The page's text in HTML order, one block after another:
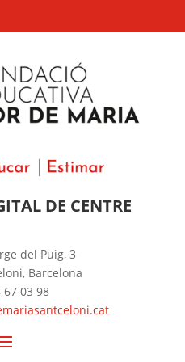
DE CENTRE
del Puig, 3
Barcelona
67 03 98